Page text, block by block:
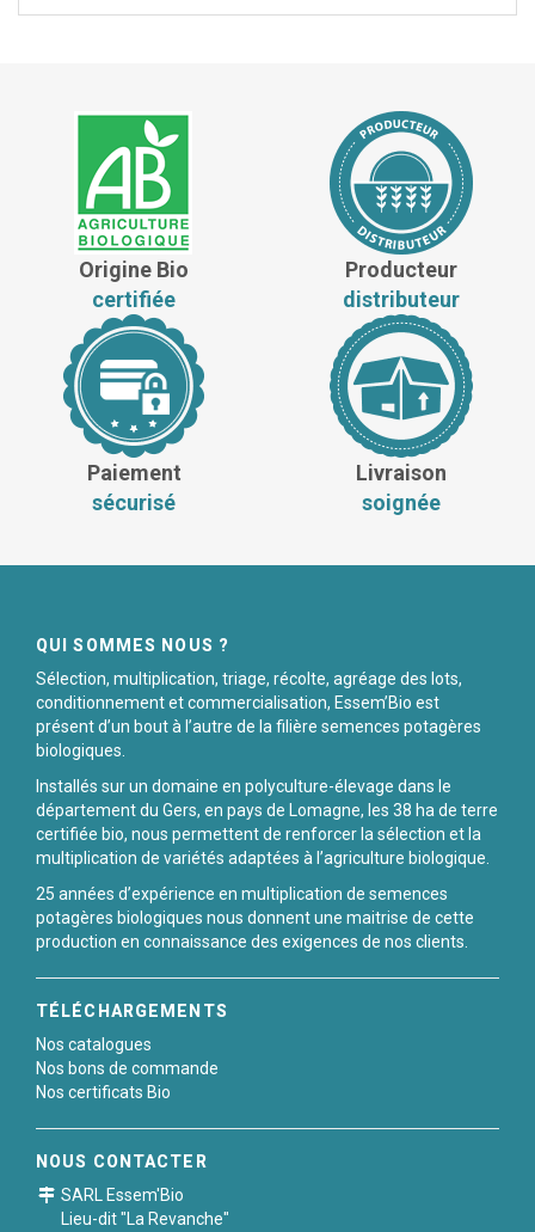
Origine Bio
certifiée
Producteur
distributeur
Paiement
sécurisé
Livraison
soignée
QUI SOMMES NOUS ?
Sélection, multiplication, triage, récolte, agréage des lots,
conditionnement et commercialisation, Essem’Bio est
présent d’un bout à l’autre de la filière semences potagères
biologiques.
Installés sur un domaine en polyculture-élevage dans le
département du Gers, en pays de Lomagne, les 38 ha de terre
certifiée bio, nous permettent de renforcer la sélection et la
multiplication de variétés adaptées à l’agriculture biologique.
25 années d’expérience en multiplication de semences
potagères biologiques nous donnent une maitrise de cette
production en connaissance des exigences de nos clients.
TÉLÉCHARGEMENTS
Nos catalogues
Nos bons de commande
Nos certificats Bio
NOUS CONTACTER
SARL Essem'Bio
Lieu-dit "La Revanche"